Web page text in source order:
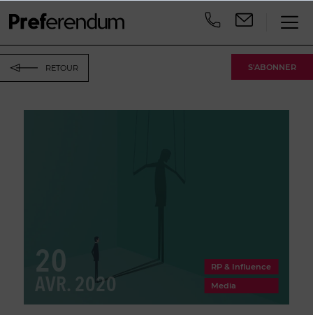
S'ABONNER
RETOUR
20
AVR. 2020
RP & Influence
Media